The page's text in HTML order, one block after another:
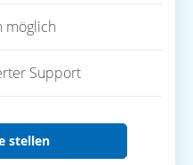
möglich
Support
stellen